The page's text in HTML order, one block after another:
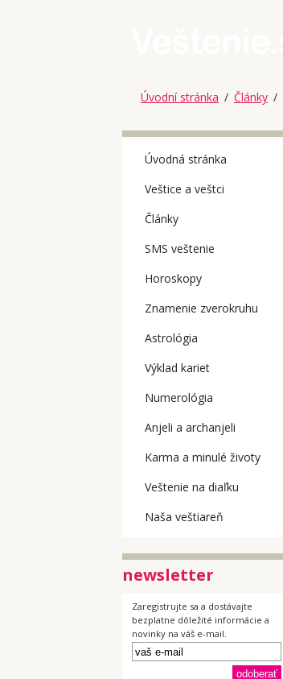
Úvodní stránka / Články /
Úvodná stránka
Veštice a veštci
Články
SMS veštenie
Horoskopy
Znamenie zverokruhu
Astrológia
Výklad kariet
Numerológia
Anjeli a archanjeli
Karma a minulé životy
Veštenie na diaľku
Naša veštiareň
newsletter
Zaregistrujte sa a dostávajte
bezplatne dôležité informácie a
novinky na váš e-mail.